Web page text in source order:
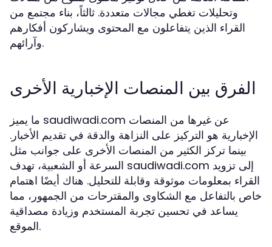
وتحليلات تغطي مجالات متعددة. ثالثاً، بناء مجتمع من
القراء الذين يتفاعلون مع المحتوى ويشاركون أفكارهم
وآرائهم.
الفرق بين المنصات الإخبارية الأخرى
ما يميز saudiwadi.com عن غيرها من المنصات
الإخبارية هو التركيز على النزاهة والدقة في تقديم الأخبار.
بينما تركز الكثير من المنصات الأخرى على جوانب مثل
السرعة أو الشعبية، تهدف saudiwadi.com إلى تزويد
القراء بمعلومات موثوقة وقابلة للتحليل. هناك أيضًا اهتمام
خاص بالتفاعل مع الشكاوى والمقترحات من الجمهور، مما
يساعد في تحسين تجربة المستخدم وزيادة مصداقية
الموقع.